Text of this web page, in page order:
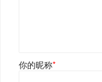
你的昵称*